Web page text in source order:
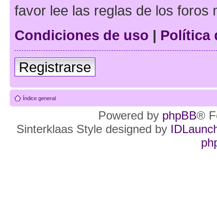
favor lee las reglas de los foros
Condiciones de uso | Política
Registrarse
Índice general
Powered by phpBB®
Sinterklaas Style designed by